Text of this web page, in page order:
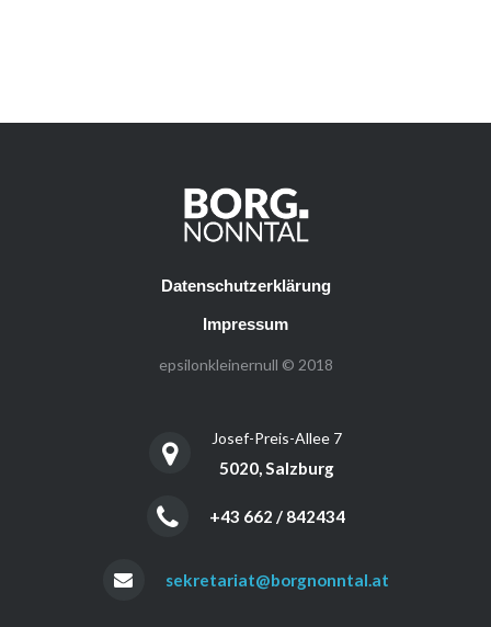
Datenschutzerklärung
Impressum
epsilonkleinernull © 2018
Josef-Preis-Allee 7
5020, Salzburg
+43 662 / 842434
sekretariat@borgnonntal.at